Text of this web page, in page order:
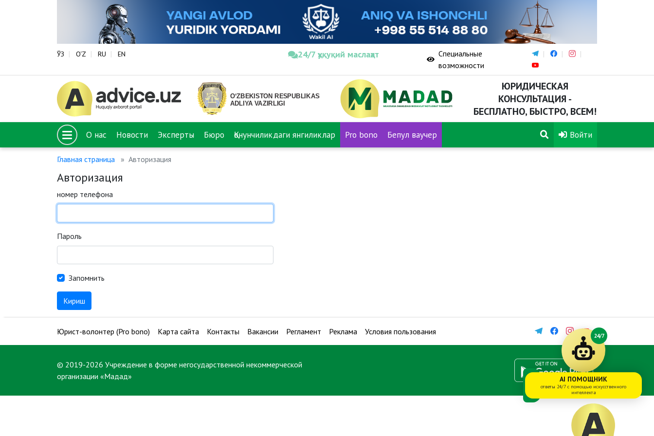
ЎЗ O‘Z RU EN 24/7 ҳуқуқий маслаҳат
Специальные
возможности
ЮРИДИЧЕСКАЯ
КОНСУЛЬТАЦИЯ -
БЕСПЛАТНО, БЫСТРО, ВСЕМ!
О нас Новости Эксперты Бюро Қонунчиликдаги янгиликлар Pro bono Бепул ваучер Войти
Главная страница Авторизация
Авторизация
номер телефона
Пароль
Запомнить
Кириш
Юрист-волонтер (Pro bono) Карта сайта Контакты Вакансии Регламент Реклама Условия пользования
© 2019-2026 Учреждение в форме негосударственной некоммерческой
организации «Мадад»
24/7
AI ПОМОЩНИК
ответы 24/7 с помощью искусственного
интеллекта